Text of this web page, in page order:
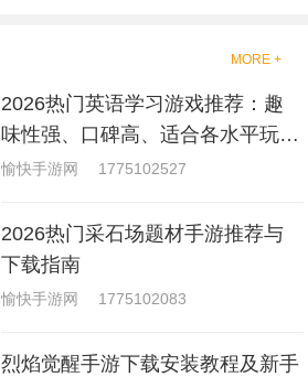
够去进行体验的，我们也是能够
就是收集了一些有意思的拳击游
戏，相信你们一定会喜欢的。
MORE +
2026热门英语学习游戏推荐：趣
味性强、口碑高、适合各水平玩家
的英语游戏合集
愉快手游网 1775102527
2026热门采石场题材手游推荐与
下载指南
愉快手游网 1775102083
烈焰觉醒手游下载安装教程及新手